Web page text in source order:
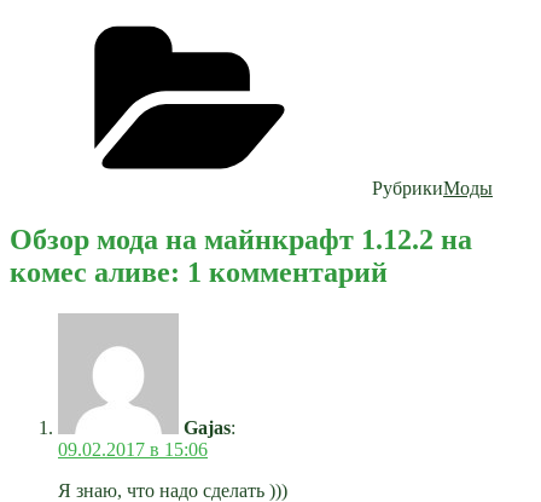
РубрикиМоды
Обзор мода на майнкрафт 1.12.2 на
комес аливе: 1 комментарий
Gajas:
09.02.2017 в 15:06
Я знаю, что надо сделать )))